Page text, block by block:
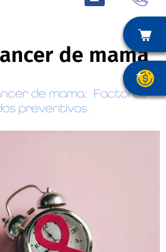
de mama
de mama: Factores
preventivos.